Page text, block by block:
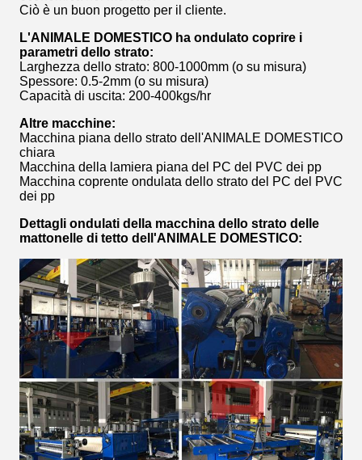
Ciò è un buon progetto per il cliente.
L'ANIMALE DOMESTICO ha ondulato coprire i
parametri dello strato:
Larghezza dello strato: 800-1000mm (o su misura)
Spessore: 0.5-2mm (o su misura)
Capacità di uscita: 200-400kgs/hr
Altre macchine:
Macchina piana dello strato dell'ANIMALE DOMESTICO
chiara
Macchina della lamiera piana del PC del PVC dei pp
Macchina coprente ondulata dello strato del PC del PVC
dei pp
Dettagli ondulati della macchina dello strato delle
mattonelle di tetto dell'ANIMALE DOMESTICO: